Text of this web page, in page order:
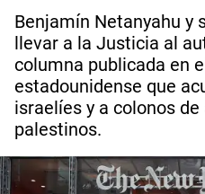
Benjamín Netanyahu y
llevar a la Justicia al
columna publicada en
estadounidense que
israelíes y a colonos
palestinos.